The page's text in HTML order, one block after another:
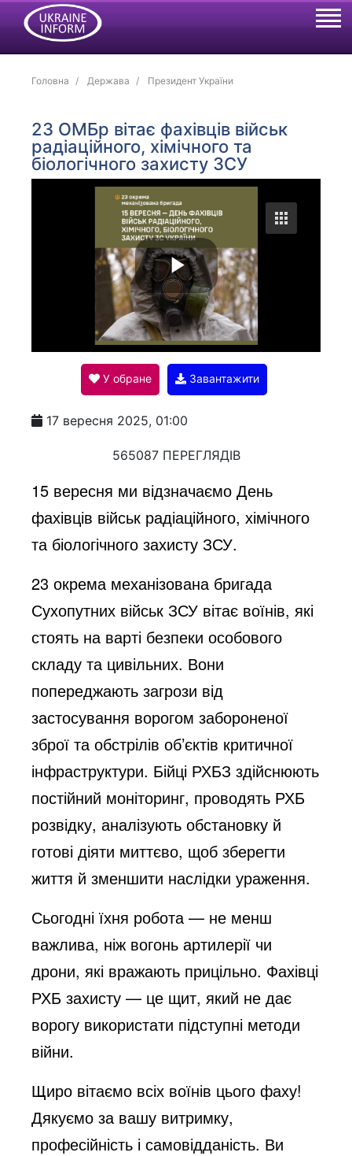
Головна Держава Президент України
23 ОМБр вітає фахівців військ
радіаційного, хімічного та
біологічного захисту ЗСУ
P
l
a
y
V
d
e
o
У обране Завантажити
17 вересня 2025, 01:00
565087 ПЕРЕГЛЯДІВ
15 вересня ми відзначаємо День
фахівців військ радіаційного, хімічного
та біологічного захисту ЗСУ.
23 окрема механізована бригада
Сухопутних військ ЗСУ вітає воїнів, які
стоять на варті безпеки особового
складу та цивільних. Вони
попереджають загрози від
застосування ворогом забороненої
зброї та обстрілів об’єктів критичної
інфраструктури. Бійці РХБЗ здійснюють
постійний моніторинг, проводять РХБ
розвідку, аналізують обстановку й
готові діяти миттєво, щоб зберегти
життя й зменшити наслідки ураження.
Сьогодні їхня робота — не менш
важлива, ніж вогонь артилерії чи
дрони, які вражають прицільно. Фахівці
РХБ захисту — це щит, який не дає
ворогу використати підступні методи
війни.
Щиро вітаємо всіх воїнів цього фаху!
Дякуємо за вашу витримку,
професійність і самовідданість. Ви